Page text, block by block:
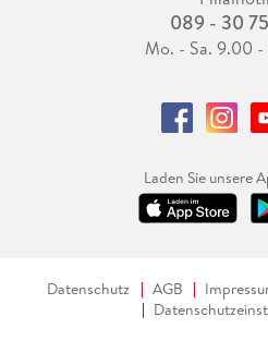
089 - 30
Mo. - Sa. 9.00
Laden Sie unsere
Datenschutz AGB